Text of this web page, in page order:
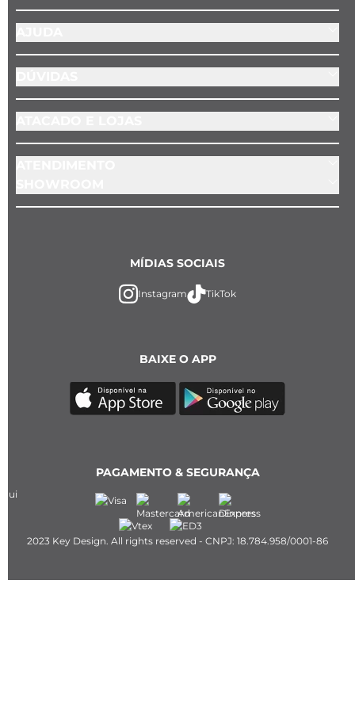
BAIXE O APP
MÍDIAS SOCIAIS
Instagram TikTok
PAGAMENTO & SEGURANÇA
2023 Key Design. All rights reserved - CNPJ: 18.784.958/0001-86